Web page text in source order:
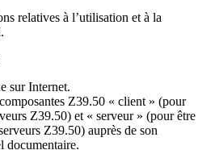
relatives à l’utilisation et à la
sur Internet.
Z39.50 « client » (pour
Z39.50) et « serveur » (pour être
Z39.50) auprès de son
documentaire.